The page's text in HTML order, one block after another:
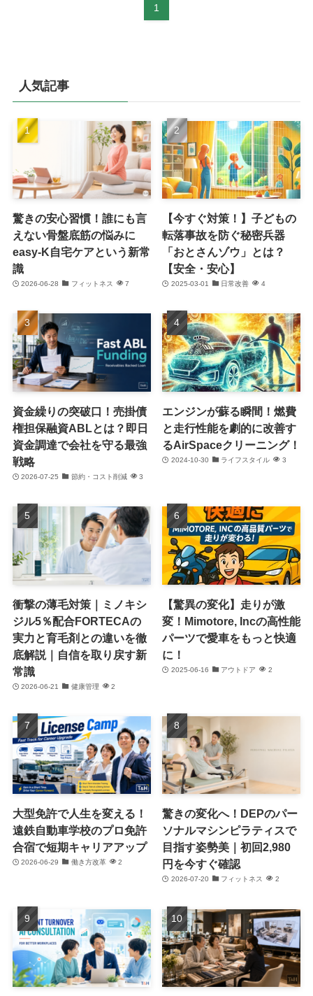
1
人気記事
驚きの安心習慣！誰にも言
えない骨盤底筋の悩みに
easy-K自宅ケアという新常
識
2026-06-28 フィットネス 7
【今すぐ対策！】子どもの
転落事故を防ぐ秘密兵器
「おとさんゾウ」とは？
【安全・安心】
2025-03-01 日常改善 4
資金繰りの突破口！売掛債
権担保融資ABLとは？即日
資金調達で会社を守る最強
戦略
2026-07-25 節約・コスト削減 3
エンジンが蘇る瞬間！燃費
と走行性能を劇的に改善す
るAirSpaceクリーニング！
2024-10-30 ライフスタイル 3
衝撃の薄毛対策｜ミノキシ
ジル5％配合FORTECAの
実力と育毛剤との違いを徹
底解説｜自信を取り戻す新
常識
2026-06-21 健康管理 2
【驚異の変化】走りが激
変！Mimotore, Incの高性能
パーツで愛車をもっと快適
に！
2025-06-16 アウトドア 2
大型免許で人生を変える！
遠鉄自動車学校のプロ免許
合宿で短期キャリアアップ
2026-06-29 働き方改革 2
驚きの変化へ！DEPのパー
ソナルマシンピラティスで
目指す姿勢美｜初回2,980
円を今すぐ確認
2026-07-20 フィットネス 2